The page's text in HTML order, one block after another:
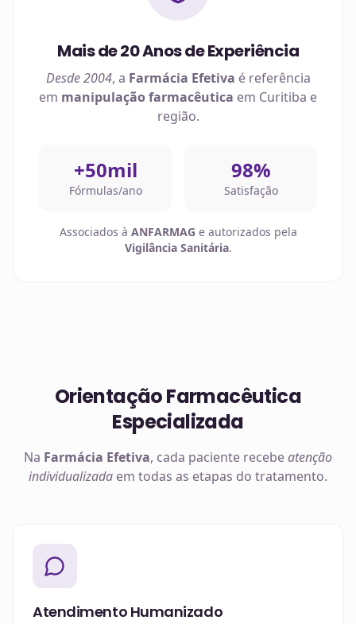
Mais de 20 Anos de Experiência
Desde 2004, a Farmácia Efetiva é referência
em manipulação farmacêutica em Curitiba e
região.
+50mil
Fórmulas/ano
98%
Satisfação
Associados à ANFARMAG e autorizados pela
Vigilância Sanitária.
Orientação Farmacêutica
Especializada
Na Farmácia Efetiva, cada paciente recebeatenção
individualizada em todas as etapas do tratamento.
Atendimento Humanizado